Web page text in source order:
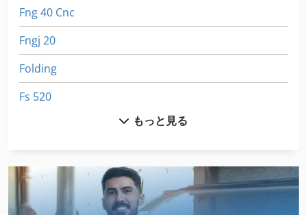
Fng 40 Cnc
Fngj 20
Folding
Fs 520
Hsc 20 Linear
Roland Lef 20
もっと見る